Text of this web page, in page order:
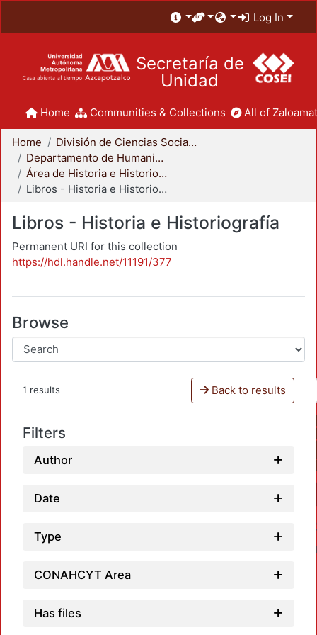
Log In
Secretaría de
Unidad
Home Communities & Collections All of
Home
División de Ciencias Sociales y Humanidades
Departamento de Humanidades
Área de Historia e Historiografía
Libros - Historia e Historiografía
Libros - Historia e Historiografía
Permanent URI for this collection
https://hdl.handle.net/11191/377
Browse
1 results Back to results
Filters
Author
Date
Type
CONAHCYT Area
Has files